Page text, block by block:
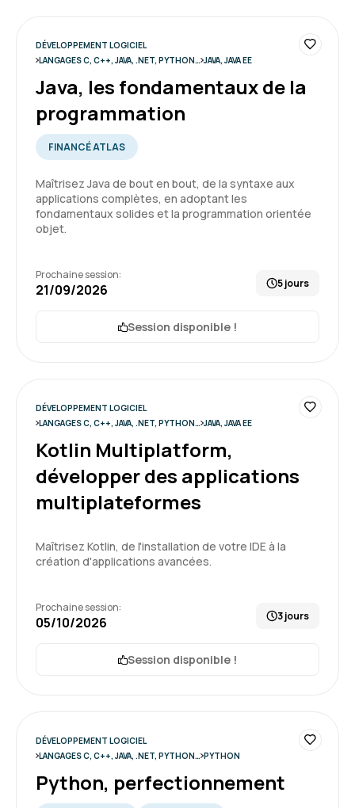
prendre en main rapidement Python. Le
formateur nous donnes les clés pour pouvoir
comprendre et utiliser des librairies python.
Formation : Python, programmation Objet
La formation répondait à ses objectifs, mais
connaissances initiales.
Sandra B.
L'organisation de la formation est pratique
(connections au sites, ...), contenu conforme
Formation : Python, programmation Objet
Le 05/06/2026
5
comprendre ce qui est fait au quotidien
programmation
DÉVELOPPEMENT LOGICIEL
LANGAGES C, C++, JAVA, .NET, PYTHON… JAVA, JAVA EE
Java, les fondamentaux de la
programmation
FINANCÉ ATLAS
Maîtrisez Java de bout en bout, de la syntaxe aux
applications complètes, en adoptant les
fondamentaux solides et la programmation orientée
objet.
Prochaine session:
21/09/2026 5 jours
Session disponible !
DÉVELOPPEMENT LOGICIEL
LANGAGES C, C++, JAVA, .NET, PYTHON… JAVA, JAVA EE
Kotlin Multiplatform,
développer des applications
multiplateformes
Maîtrisez Kotlin, de l'installation de votre IDE à la
création d'applications avancées.
Prochaine session:
05/10/2026 3 jours
Session disponible !
DÉVELOPPEMENT LOGICIEL
LANGAGES C, C++, JAVA, .NET, PYTHON… PYTHON
Python, perfectionnement